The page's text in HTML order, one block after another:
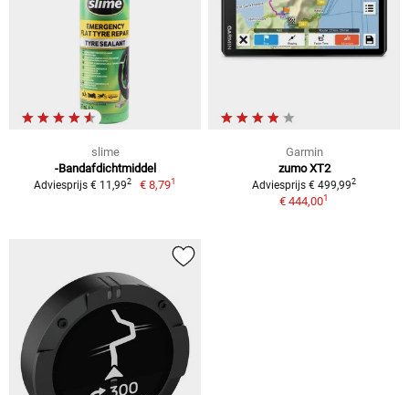
slime
-Bandafdichtmiddel
Adviesprijs € 11,992 € 8,791
Garmin
zumo XT2
Adviesprijs € 499,992
€ 444,001